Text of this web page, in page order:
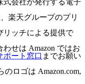
式会社が発行する電子
楽天グループのプリ
ッチによる提供で
せは Amazon ではお
ポート窓口 までお願い
のロゴは Amazon.com,